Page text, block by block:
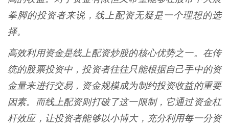
拳脚的投资者来说，线上配资无疑是一个理想的选
择。
高效利用资金是线上配资炒股的核心优势之一。在传
统的股票投资中，投资者往往只能根据自己手中的资
金量来进行交易，资金规模成为制约投资收益的重要
因素。而线上配资则打破了这一限制，它通过资金杠
杆效应，让投资者能够以小博大，充分利用每一分资